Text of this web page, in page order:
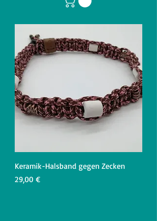
Keramik-Halsband gegen Zecken
Preis
29,00 €